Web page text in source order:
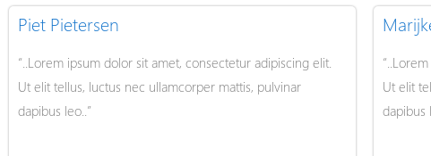
Piet Pietersen
“..Lorem ipsum dolor sit amet, consectetur adipiscing elit.
Ut elit tellus, luctus nec ullamcorper mattis, pulvinar
dapibus leo..”
Ut elit
dapibus